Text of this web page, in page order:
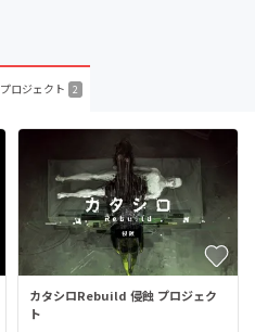
プロジェクト 2
カタシロRebuild 侵蝕 プロジェク
ト